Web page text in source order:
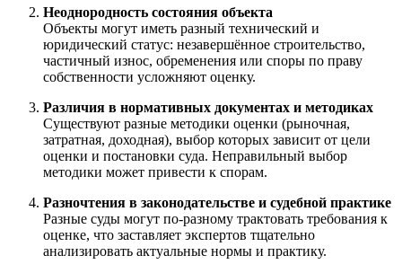
Неоднородность состояния объекта
Объекты могут иметь разный технический и
юридический статус: незавершённое строительство,
частичный износ, обременения или споры по праву
собственности усложняют оценку.
Различия в нормативных документах и методиках
Существуют разные методики оценки (рыночная,
затратная, доходная), выбор которых зависит от цели
оценки и постановки суда. Неправильный выбор
методики может привести к спорам.
Разночтения в законодательстве и судебной практике
Разные суды могут по-разному трактовать требования к
оценке, что заставляет экспертов тщательно
анализировать актуальные нормы и практику.